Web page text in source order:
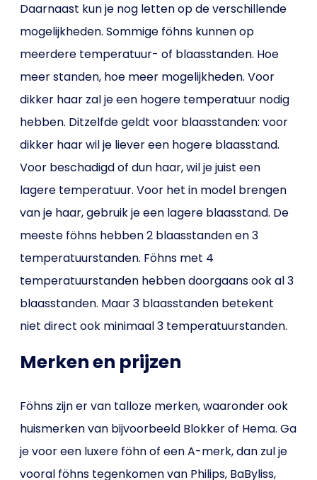
Daarnaast kun je nog letten op de verschillende
mogelijkheden. Sommige föhns kunnen op
meerdere temperatuur- of blaasstanden. Hoe
meer standen, hoe meer mogelijkheden. Voor
dikker haar zal je een hogere temperatuur nodig
hebben. Ditzelfde geldt voor blaasstanden: voor
dikker haar wil je liever een hogere blaasstand.
Voor beschadigd of dun haar, wil je juist een
lagere temperatuur. Voor het in model brengen
van je haar, gebruik je een lagere blaasstand. De
meeste föhns hebben 2 blaasstanden en 3
temperatuurstanden. Föhns met 4
temperatuurstanden hebben doorgaans ook al 3
blaasstanden. Maar 3 blaasstanden betekent
niet direct ook minimaal 3 temperatuurstanden.
Merken en prijzen
Föhns zijn er van talloze merken, waaronder ook
huismerken van bijvoorbeeld Blokker of Hema. Ga
je voor een luxere föhn of een A-merk, dan zul je
vooral föhns tegenkomen van Philips, BaByliss,